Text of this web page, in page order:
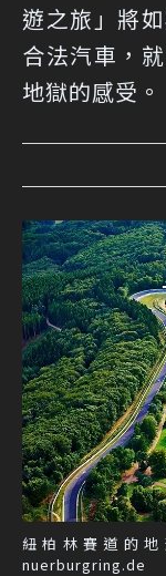
遊之旅」將
合法汽車，
地獄的感受。
紐柏林賽道的
nuerburgring.de